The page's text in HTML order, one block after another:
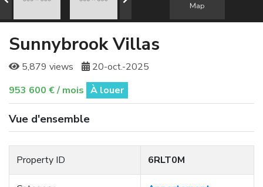
Map
Sunnybrook Villas
5,879 views
20-oct.-2025
953 600 € / mois À louer
Vue d'ensemble
Property ID 6RLT0M